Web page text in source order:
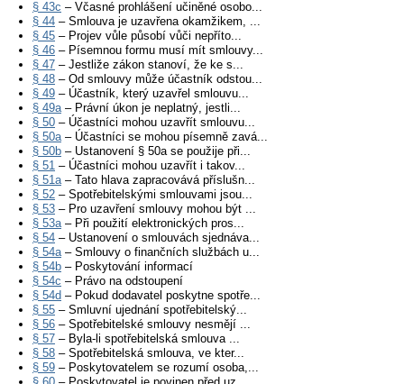
§ 43c – Včasné prohlášení učiněné osobo...
§ 44 – Smlouva je uzavřena okamžikem, ...
§ 45 – Projev vůle působí vůči nepříto...
§ 46 – Písemnou formu musí mít smlouvy...
§ 47 – Jestliže zákon stanoví, že ke s...
§ 48 – Od smlouvy může účastník odstou...
§ 49 – Účastník, který uzavřel smlouvu...
§ 49a– Právní úkon je neplatný, jestli...
§ 50 – Účastníci mohou uzavřít smlouvu...
§ 50a– Účastníci se mohou písemně zavá...
§ 50b – Ustanovení § 50a se použije při...
§ 51 – Účastníci mohou uzavřít i takov...
§ 51a– Tato hlava zapracovává příslušn...
§ 52 – Spotřebitelskými smlouvami jsou...
§ 53 – Pro uzavření smlouvy mohou být ...
§ 53a– Při použití elektronických pros...
§ 54 – Ustanovení o smlouvách sjednáva...
§ 54a– Smlouvy o finančních službách u...
§ 54b – Poskytování informací
§ 54c – Právo na odstoupení
§ 54d – Pokud dodavatel poskytne spotře...
§ 55 – Smluvní ujednání spotřebitelský...
§ 56 – Spotřebitelské smlouvy nesmějí ...
§ 57 – Byla-li spotřebitelská smlouva ...
§ 58 – Spotřebitelská smlouva, ve kter...
§ 59 – Poskytovatelem se rozumí osoba,...